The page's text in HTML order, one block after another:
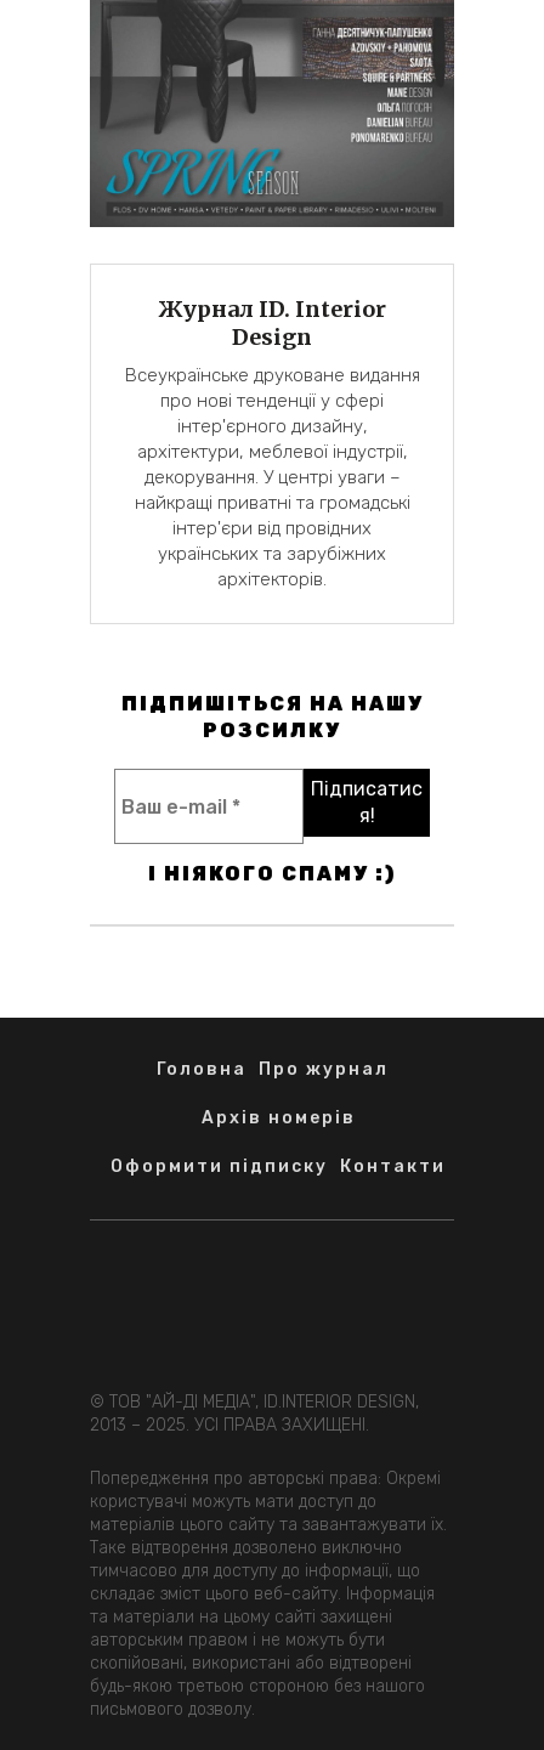
Журнал ID. Interior
Design
Всеукраїнське друковане видання
про нові тенденції у сфері
інтер'єрного дизайну,
архітектури, меблевої індустрії,
декорування. У центрі уваги –
найкращі приватні та громадські
інтер'єри від провідних
українських та зарубіжних
архітекторів.
ПІДПИШІТЬСЯ НА НАШУ
РОЗСИЛКУ
І НІЯКОГО СПАМУ :)
Головна Про журнал
Архів номерів
Оформити підписку Контакти
© ТОВ "АЙ-ДІ МЕДІА", ID.INTERIOR DESIGN,
2013 – 2025. УСІ ПРАВА ЗАХИЩЕНІ.
Попередження про авторські права: Окремі
користувачі можуть мати доступ до
матеріалів цього сайту та завантажувати їх.
Таке відтворення дозволено виключно
тимчасово для доступу до інформації, що
складає зміст цього веб-сайту. Інформація
та матеріали на цьому сайті захищені
авторським правом і не можуть бути
скопійовані, використані або відтворені
будь-якою третьою стороною без нашого
письмового дозволу.